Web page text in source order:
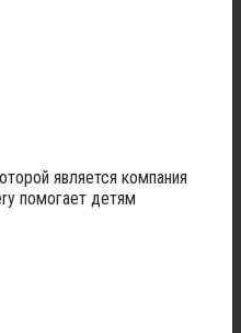
является компания
помогает детям